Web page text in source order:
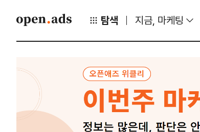
탐색 지금, 마케팅